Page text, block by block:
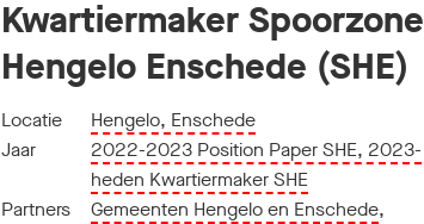
Kwartiermaker Spoorzone
Hengelo Enschede (SHE)
Locatie
Hengelo, Enschede
Jaar
2022-2023 Position Paper SHE, 2023-
heden Kwartiermaker SHE
Partners
Gemeenten Hengelo en Enschede,